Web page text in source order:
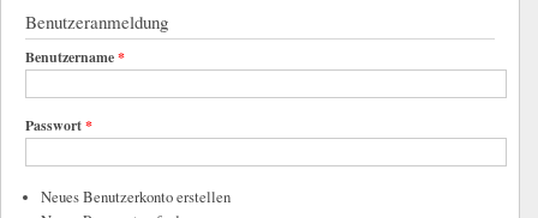
Benutzeranmeldung
Benutzername*
Passwort*
Neues Benutzerkonto erstellen